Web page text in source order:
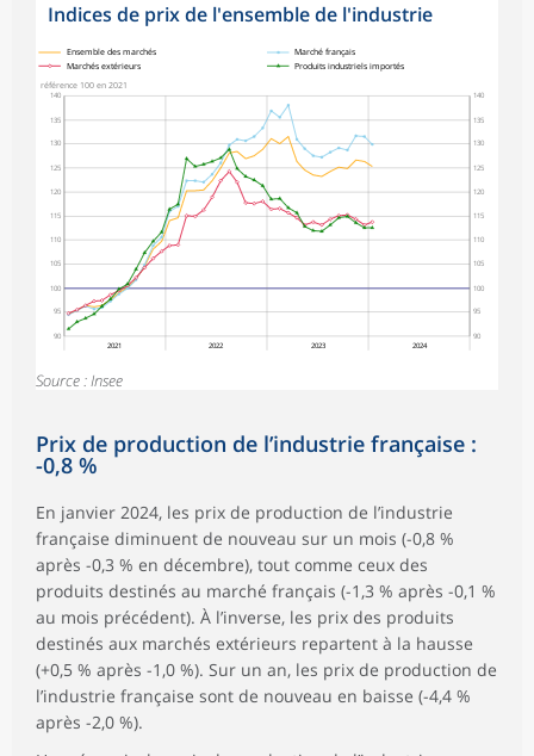
Indices de prix de l'ensemble de l'industrie
100
105
110
115
120
125
130
135
140
95
90 90
95
100
105
110
115
120
125
130
135
140
référence 100 en 2021
2021 2022 2023 2024
Ensemble des marchés
Marché français
Marchés extérieurs
Produits industriels importés
Source : Insee
Prix de production de l’industrie française :
-0,8 %
En janvier 2024, les prix de production de l’industrie
française diminuent de nouveau sur un mois (-0,8 %
après -0,3 % en décembre), tout comme ceux des
produits destinés au marché français (-1,3 % après -0,1 %
au mois précédent). À l’inverse, les prix des produits
destinés aux marchés extérieurs repartent à la hausse
(+0,5 % après -1,0 %). Sur un an, les prix de production de
l’industrie française sont de nouveau en baisse (-4,4 %
après -2,0 %).